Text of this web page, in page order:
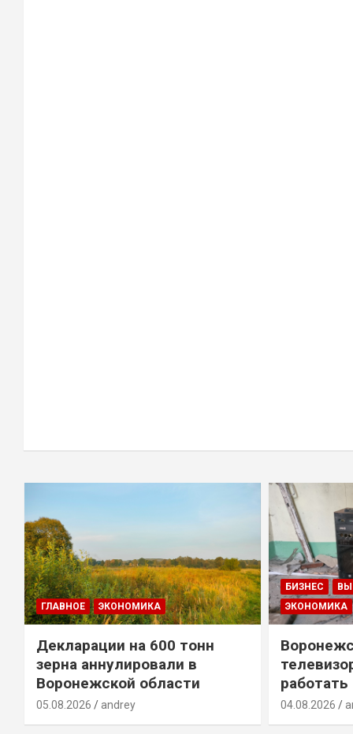
ГЛАВНОЕ ЭКОНОМИКА
Декларации на 600 тонн
зерна аннулировали в
Воронежской области
05.08.2026 andrey
БИЗНЕС
ЭКОНОМИКА
работать
04.08.2026